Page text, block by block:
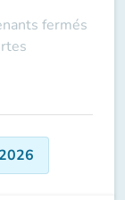
fermés